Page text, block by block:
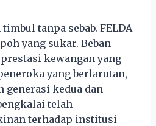
tanpa sebab. FELDA
yang sukar. Beban
kewangan yang
yang berlarutan,
generasi kedua dan
telah
terhadap institusi